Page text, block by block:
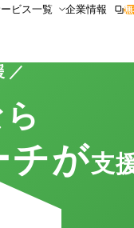
ビス一覧 企業情報
チが支